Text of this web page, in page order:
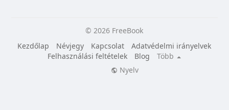
© 2026 FreeBook
Kezdőlap
Névjegy Kapcsolat
Adatvédelmi irányelvek
Felhasználási feltételek
Blog
Több
Nyelv